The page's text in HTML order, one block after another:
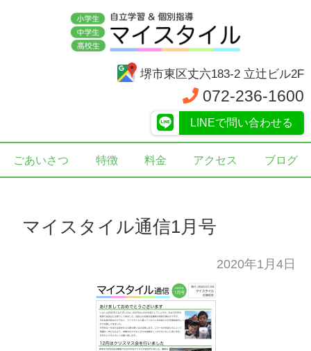
堺市東区丈六183-2 立辻ビル2F
072-236-1600
LINEで問い合わせる
ごあいさつ 特徴 料金 アクセス ブログ
マイスタイル通信1月号
2020年1月4日